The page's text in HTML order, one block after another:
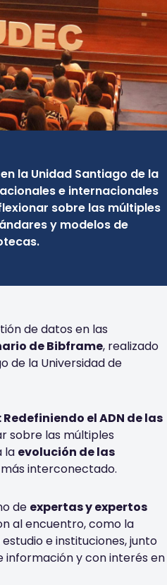
la Unidad Santiago de la
e internacionales
sobre las múltiples
y modelos de
de datos en las
de Bibframe, realizado
de la Universidad de
el ADN de las
sobre las múltiples
la evolución de las
interconectado.
de expertas y expertos
al encuentro, como la
e instituciones,junto
informacióny con interés en